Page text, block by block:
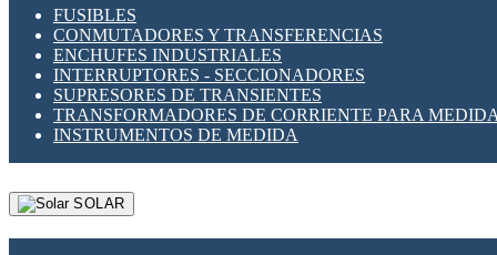
FUSIBLES
CONMUTADORES Y TRANSFERENCIAS
ENCHUFES INDUSTRIALES
INTERRUPTORES - SECCIONADORES
SUPRESORES DE TRANSIENTES
TRANSFORMADORES DE CORRIENTE PARA
INSTRUMENTOS DE MEDIDA
SOLAR